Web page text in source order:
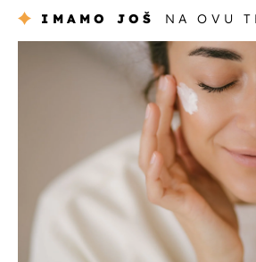
IMAMO JOŠ NA OVU
moda & ljepota